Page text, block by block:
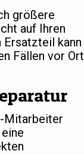
größere
auf Ihren
Ersatzteil kann
Fällen vor Ort
Mitarbeiter